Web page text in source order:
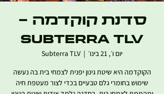
סדנת קוקדמה -
subterra TLV
יום ו׳, 21 בינו׳
  |
Subterra TLV
הקוקדמה היא שיטת גינון יפנית לצמחי בית בה נעשה
שימוש בחומרי גלם טבעיים בכדי לצור מעטפת חיה